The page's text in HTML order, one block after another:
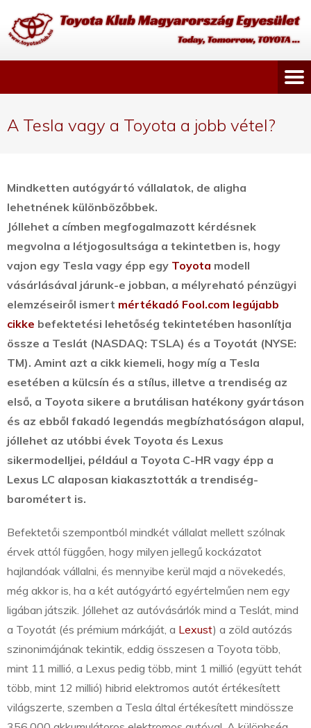
A Tesla vagy a Toyota a jobb vétel?
Mindketten autógyártó vállalatok, de aligha
lehetnének különbözőbbek.
Jóllehet a címben megfogalmazott kérdésnek
megvolna a létjogosultsága a tekintetben is, hogy
vajon egy Tesla vagy épp egy Toyota modell
vásárlásával járunk-e jobban, a mélyreható pénzügyi
elemzéseiről ismert mértékadó Fool.com legújabb
cikke befektetési lehetőség tekintetében hasonlítja
össze a Teslát (NASDAQ: TSLA) és a Toyotát (NYSE:
TM). Amint azt a cikk kiemeli, hogy míg a Tesla
esetében a külcsín és a stílus, illetve a trendiség az
első, a Toyota sikere a brutálisan hatékony gyártáson
és az ebből fakadó legendás megbízhatóságon alapul,
jóllehet az utóbbi évek Toyota és Lexus
sikermodelljei, például a Toyota C-HR vagy épp a
Lexus LC alaposan kiakasztották a trendiség-
barométert is.
Befektetői szempontból mindkét vállalat mellett szólnak
érvek attól függően, hogy milyen jellegű kockázatot
hajlandóak vállalni, és mennyibe kerül majd a növekedés,
még akkor is, ha a két autógyártó egyértelműen nem egy
ligában játszik. Jóllehet az autóvásárlók mind a Teslát, mind
a Toyotát (és prémium márkáját, a Lexust) a zöld autózás
szinonimájának tekintik, eddig összesen a Toyota több,
mint 11 millió, a Lexus pedig több, mint 1 millió (együtt tehát
több, mint 12 millió) hibrid elektromos autót értékesített
világszerte, szemben a Tesla által értékesített mindössze